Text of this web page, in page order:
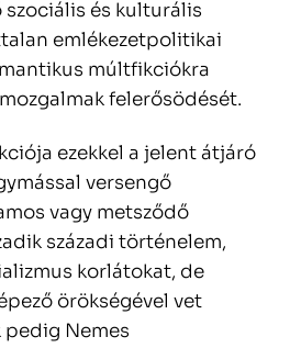
és kulturális
emlékezetpolitikai
múltfikciókra
felerősödését.
ezekkel a jelent átjáró
versengő
vagy metsződő
századi történelem,
korlátokat, de
örökségével vet
pedig Nemes